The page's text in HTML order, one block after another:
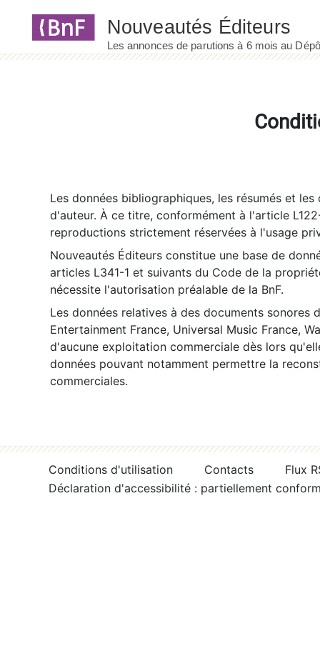
Les données bibliographiques, les résumés et
d'auteur. À ce titre, conformément à l'article
reproductions strictement réservées à l'usage
Nouveautés Éditeurs constitue une base de
articles L341-1 et suivants du Code de la
nécessite l'autorisation préalable de la BnF.
Les données relatives à des documents sonores
Entertainment France, Universal Music France,
d'aucune exploitation commerciale dès lors
données pouvant notamment permettre la
commerciales.
Conditions d'utilisation Contacts
Flux
Déclaration d'accessibilité : partiellement